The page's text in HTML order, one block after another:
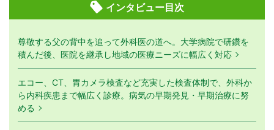
インタビュー目次
尊敬する父の背中を追って外科医の道へ。大学病院で研鑽を
積んだ後、医院を継承し地域の医療ニーズに幅広く対応
エコー、CT、胃カメラ検査など充実した検査体制で、外科か
ら内科疾患まで幅広く診療。病気の早期発見・早期治療に努
める